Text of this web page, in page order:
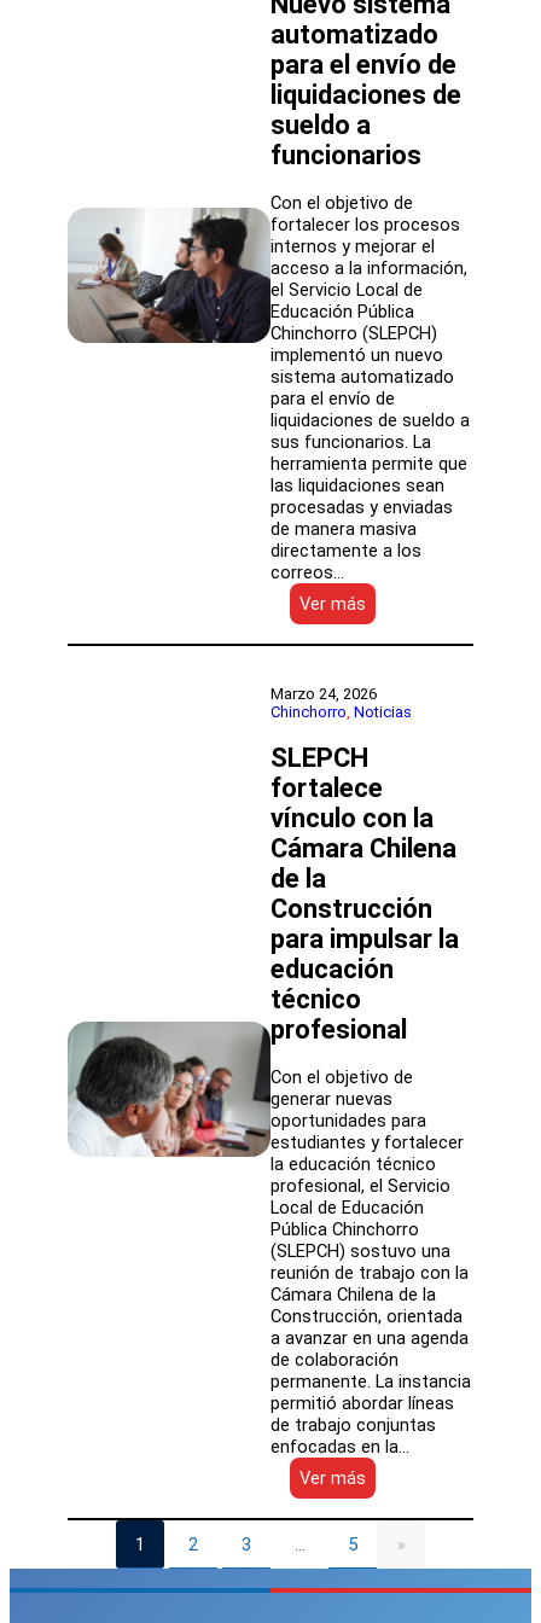
para
reforzar
prevención
en
establecimientos
automatizado
para el envío de
liquidaciones de
sueldo a
funcionarios
Con el objetivo de
fortalecer los procesos
internos y mejorar el
acceso a la información,
el Servicio Local de
Educación Pública
Chinchorro (SLEPCH)
implementó un nuevo
sistema automatizado
para el envío de
liquidaciones de sueldo a
sus funcionarios. La
herramienta permite que
las liquidaciones sean
procesadas y enviadas
de manera masiva
directamente a los
correos…
Ver más
Nuevo
sistema
para
el
de
de
sueldo
a
funcionarios
Marzo 24, 2026
Chinchorro Noticias
SLEPCH
fortalece
vínculo con la
Cámara Chilena
de la
Construcción
para impulsar la
educación
técnico
profesional
Con el objetivo de
generar nuevas
oportunidades para
estudiantes y fortalecer
la educación técnico
profesional, el Servicio
Local de Educación
Pública Chinchorro
(SLEPCH) sostuvo una
reunión de trabajo con la
Cámara Chilena de la
Construcción, orientada
a avanzar en una agenda
de colaboración
permanente. La instancia
permitió abordar líneas
de trabajo conjuntas
enfocadas en la…
Ver más
SLEPCH
fortalece
vínculo
con
la
1 2 3 … 5 »